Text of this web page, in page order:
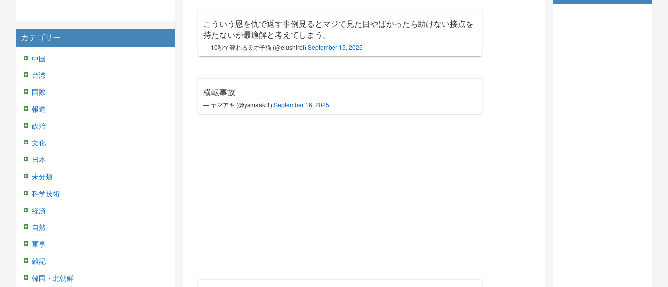
カテゴリー
中国
台湾
国際
報道
政治
文化
日本
未分類
科学技術
経済
自然
軍事
雑記
韓国・北朝鮮
こういう恩を仇で返す事例見るとマジで見た目やばかったら助けない接点を
持たないが最適解と考えてしまう。
— 10秒で寝れる天才子猫 (@elushirel) September 15, 2025
横転事故
— ヤマアキ (@yamaaki1) September 16, 2025